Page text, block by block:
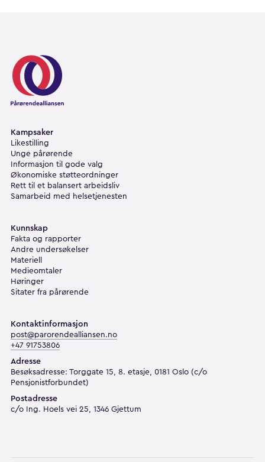
Pårørendealliansen
Kampsaker
Likestilling
Unge pårørende
Informasjon til gode valg
Økonomiske støtteordninger
Rett til et balansert arbeidsliv
Samarbeid med helsetjenesten
Kunnskap
Fakta og rapporter
Andre undersøkelser
Materiell
Medieomtaler
Høringer
Sitater fra pårørende
Kontaktinformasjon
post@parorendealliansen.no
+47 91753806
Adresse
Besøksadresse: Torggate 15, 8. etasje, 0181 Oslo (c/o
Pensjonistforbundet)
Postadresse
c/o Ing. Hoels vei 25, 1346 Gjettum